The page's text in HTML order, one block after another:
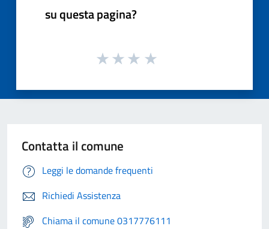
su questa pagina?
Contatta il comune
Leggi le domande frequenti
Richiedi Assistenza
Chiama il comune 0317776111